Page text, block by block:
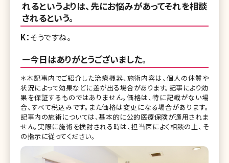
れるというよりは、先にお悩みがあってそれを相談
されるという。
K：そうですね。
ー今日はありがとうございました。
＊本記事内でご紹介した治療機器、施術内容は、個人の体質や
状況によって効果などに差が出る場合があります。記事により効
果を保証するものではありません。価格は、特に記載がない場
合、すべて税込みです。また価格は変更になる場合があります。
記事内の施術については、基本的に公的医療保険が適用されま
せん。実際に施術を検討される時は、担当医によく相談の上、そ
の指示に従ってください。